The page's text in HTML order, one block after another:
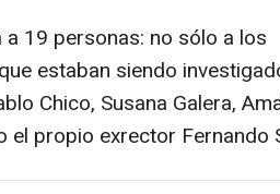
19 personas: no sólo a los
estaban siendo
Chico, Susana Galera,
el propio exrector Fernando